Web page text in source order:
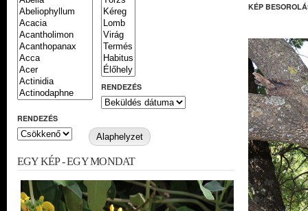
KÉP
RENDEZÉS
RENDEZÉS
EGY KÉP - EGY MONDAT